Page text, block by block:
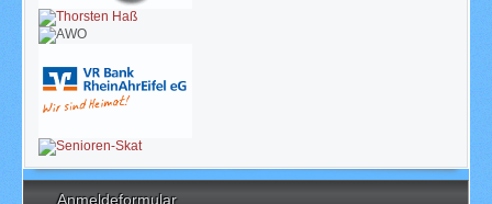
Anmeldeformular